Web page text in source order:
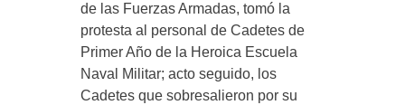
de las Fuerzas Armadas, tomó la
protesta al personal de Cadetes de
Primer Año de la Heroica Escuela
Naval Militar; acto seguido, los
Cadetes que sobresalieron por su